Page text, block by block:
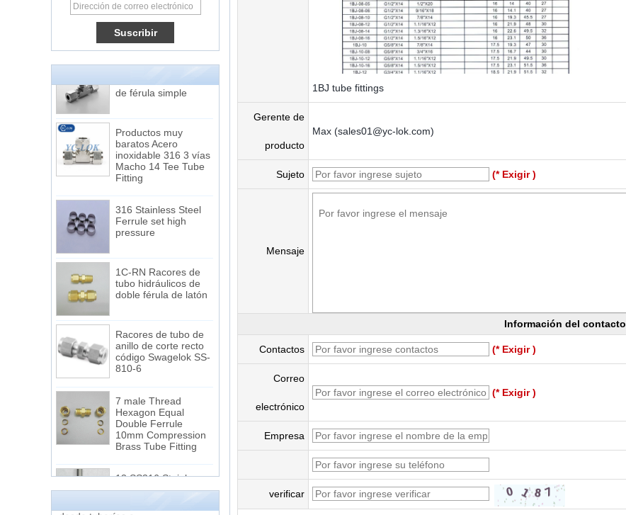
Double Ferrules Inch
Tube 12 to NPT 12
Male Connector
de férula simple
baratos Acero
inoxidable 316 3 vías
Macho 14 Tee Tube
Fitting
Ferrule set high
pressure
tubo hidráulicos de
doble férula de latón
anillo de corte recto
código Swagelok SS-
810-6
Hexagon Equal
Double Ferrule
10mm Compression
Brass Tube Fitting
Elbow Unions Metric
La diferencia entre el hilo npt y el
hilo nptf
1. Las roscas NPT y NPTF son dos
de las roscas de tuberías cónicas
más utilizadas en los Estados
Unidos para aplicaciones que van
desde tuberías e...
1BJ tube fittings
Gerente de
producto
Max (sales01@yc-lok.com)
Sujeto (* Exigir )
Mensaje
Información del contacto
Contactos (* Exigir )
Correo
electrónico
(* Exigir )
Empresa
verificar